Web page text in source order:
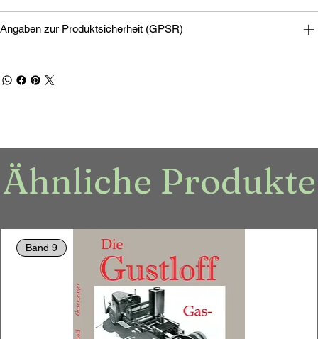
Angaben zur Produktsicherheit (GPSR)
Ähnliche Produkte
Band 9